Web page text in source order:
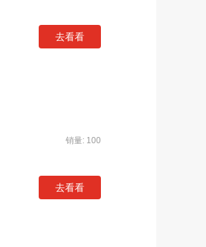
去看看
销量: 100
去看看